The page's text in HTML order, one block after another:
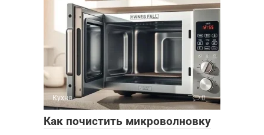
Кухня 0
Как почистить микроволновку